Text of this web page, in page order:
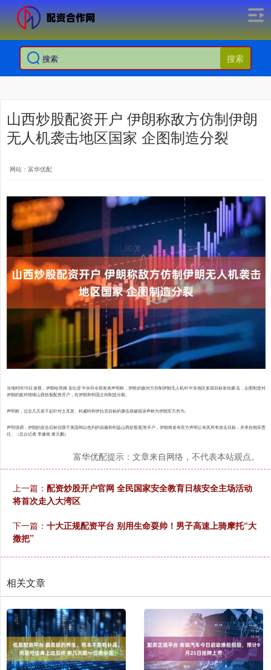
搜索
山西炒股配资开户 伊朗称敌方仿制伊朗
无人机袭击地区国家 企图制造分裂
网站：富华优配
当地时间15日凌晨，伊朗哈塔姆·安比亚中央司令部发表声明称，伊朗的敌对方仿制伊朗无人机对中东地区多国目标发动袭击，企图制造对
伊朗的敌对情绪山西炒股配资开户，在伊朗和邻国之间制造分裂。
声明称，过去几天若干起针对土耳其、科威特和伊拉克目标的袭击就被错误声称为伊朗军方所为。
声明强调，伊朗的攻击目标仅限于美国和以色列的设施和利益山西炒股配资开户，伊朗将发布官方声明公布其所有攻击目标，并承担相应责
任。（总台记者 李健南 黄元鹏）
富华优配提示：文章来自网络，不代表本站观点。
上一篇： 配资炒股开户官网 全民国家安全教育日核安全主场活动
将首次走入大湾区
下一篇： 十大正规配资平台 别用生命耍帅！男子高速上骑摩托“大
撒把”
相关文章